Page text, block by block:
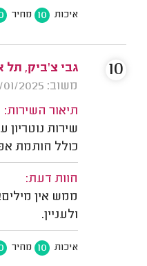
איכות 10 מחיר
גבי צ'ביק, תל
משוב: 26/01/2025
תיאור השירות:
שירות נוטריון
כולל חותמת
חוות דעת:
ממש אין
ולעניין.
איכות 10 מחיר
10